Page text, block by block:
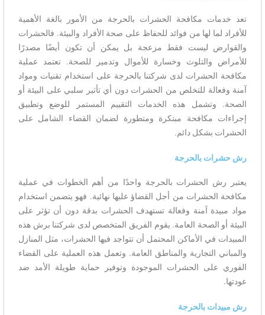
تعد خدمات مكافحة الحشرات بالحرجة من الأمور بالغة الأهمية
للأفراد لما لها من فوائد للحفاظ على صحة الأفراد والبيئة. فالحشرات
والقوارض ليست فقط مزعجة بل يمكن أن تكون أيضًا مصدرًا
للأمراض والتلوث وخسارة للأموال وتدمير للصحة. تعتمد عملية
مكافحة الحشرات لدى شركتنا بالحرجة على استخدام تقنيات ومواد
آمنة وفعالة للتخلص من الحشرات دون أي تأثير سلبي على البيئة أو
الصحة. وتشمل هذه الخدمات التقييم المستمر للوضع وتطبيق
إجراءات مكافحة مبتكرة ومتطورة لضمان القضاء الشامل على
الحشرات بشكل دائم.
رش حشرات بالحرجة
يعتبر رش الحشرات بالحرجة واحدًا من أهم الخطوات في عملية
مكافحة الحشرات من أجل القضاؤ عليها نهائية. فهو يتضمن استخدام
مواد مبيدة آمنة وفعالة تستهدف الحشرات بدقة دون أن تؤثر على
البيئة أو الصحة العامة. يقوم الفريق المتخصص لدى شركتنا برش هذه
المبيدات في الأماكن المحتمل أن تتواجد فيها الحشرات، مثل المنازل
والمباني التجارية والمناطق العامة. وتعمل هذه العملية على القضاء
الفوري على الحشرات الموجودة وتوفير حماية طويلة الأمد ضد
عودتها.
رش مبيدات بالحرجة